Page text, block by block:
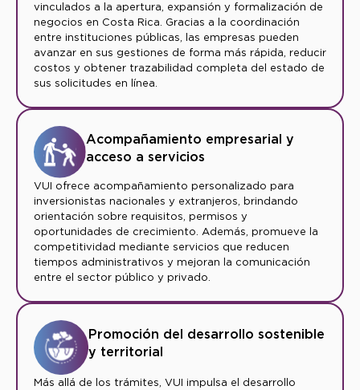
vinculados a la apertura, expansión y formalización de
negocios en Costa Rica. Gracias a la coordinación
entre instituciones públicas, las empresas pueden
avanzar en sus gestiones de forma más rápida, reducir
costos y obtener trazabilidad completa del estado de
sus solicitudes en línea.
Acompañamiento empresarial y
acceso a servicios
VUI ofrece acompañamiento personalizado para
inversionistas nacionales y extranjeros, brindando
orientación sobre requisitos, permisos y
oportunidades de crecimiento. Además, promueve la
competitividad mediante servicios que reducen
tiempos administrativos y mejoran la comunicación
entre el sector público y privado.
Promoción del desarrollo sostenible
y territorial
Más allá de los trámites, VUI impulsa el desarrollo